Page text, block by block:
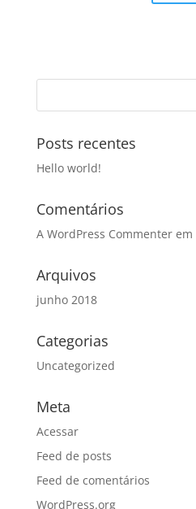
Posts recentes
Hello world!
Comentários
A WordPress Commenterem
Arquivos
junho 2018
Categorias
Uncategorized
Meta
Acessar
Feed de posts
Feed de comentários
WordPress.org